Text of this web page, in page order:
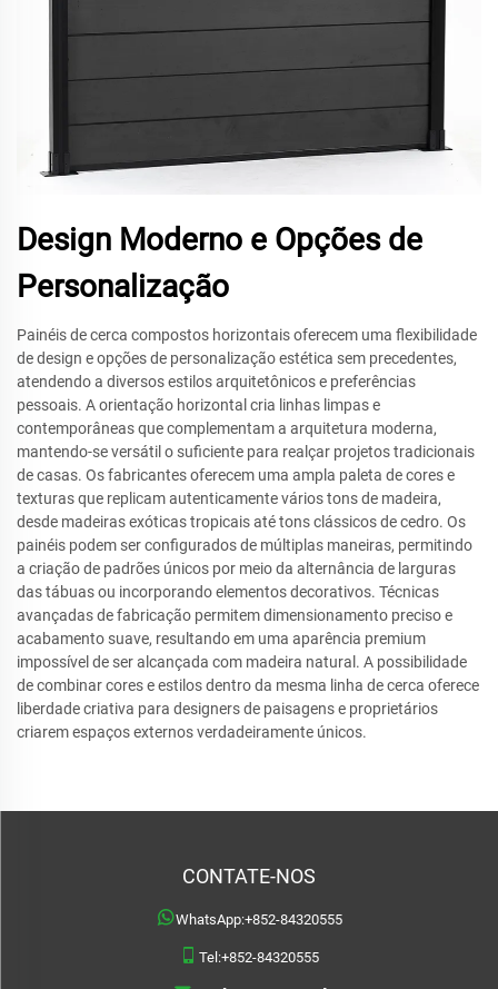
Design Moderno e Opções de
Personalização
Painéis de cerca compostos horizontais oferecem uma flexibilidade
de design e opções de personalização estética sem precedentes,
atendendo a diversos estilos arquitetônicos e preferências
pessoais. A orientação horizontal cria linhas limpas e
contemporâneas que complementam a arquitetura moderna,
mantendo-se versátil o suficiente para realçar projetos tradicionais
de casas. Os fabricantes oferecem uma ampla paleta de cores e
texturas que replicam autenticamente vários tons de madeira,
desde madeiras exóticas tropicais até tons clássicos de cedro. Os
painéis podem ser configurados de múltiplas maneiras, permitindo
a criação de padrões únicos por meio da alternância de larguras
das tábuas ou incorporando elementos decorativos. Técnicas
avançadas de fabricação permitem dimensionamento preciso e
acabamento suave, resultando em uma aparência premium
impossível de ser alcançada com madeira natural. A possibilidade
de combinar cores e estilos dentro da mesma linha de cerca oferece
liberdade criativa para designers de paisagens e proprietários
criarem espaços externos verdadeiramente únicos.
CONTATE-NOS
WhatsApp:+852-84320555
Tel:+852-84320555